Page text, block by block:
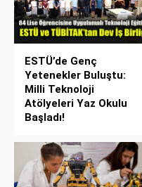
ESTÜ’de Genç
Yetenekler Buluştu:
Milli Teknoloji
Atölyeleri Yaz Okulu
Başladı!